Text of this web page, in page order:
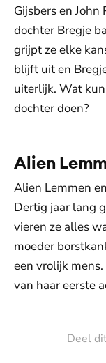
Gijsbers en
dochter Bregje
grijpt ze elke
blijft uit en
uiterlijk. Wat
dochter doen?
Alien
Alien Lemmen
Dertig jaar lang
vieren ze alles
moeder
een vrolijk
van haar eerste
Deel